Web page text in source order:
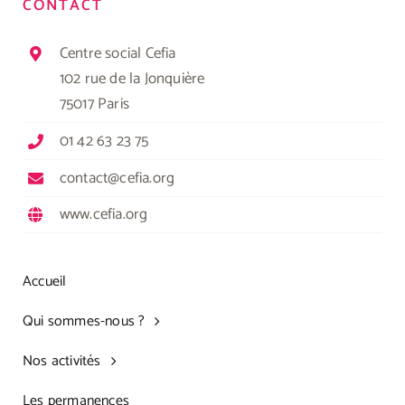
CONTACT
Centre social Cefia
102 rue de la Jonquière
75017 Paris
01 42 63 23 75
contact@cefia.org
www.cefia.org
Accueil
Qui sommes-nous ?
Nos activités